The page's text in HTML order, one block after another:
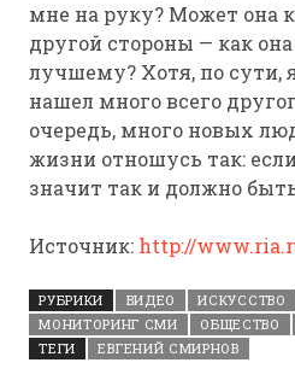
мне на руку? Может она
другой стороны — как
лучшему? Хотя, по сути,
нашел много всего
очередь, много новых
жизни отношусь так:
значит так и должно
Источник: http://
РУБРИКИ ВИДЕО ИСКУССТВО
МОНИТОРИНГ СМИ
ОБЩЕСТВО
ТЕГИ
ЕВГЕНИЙ СМИРНОВ